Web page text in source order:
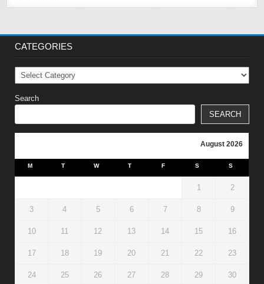
CATEGORIES
Categories
Search
SEARCH
August 2026
M T W T F S S
1 2
3 4 5 6 7 8 9
10 11 12 13 14 15 16
17 18 19 20 21 22 23
24 25 26 27 28 29 30